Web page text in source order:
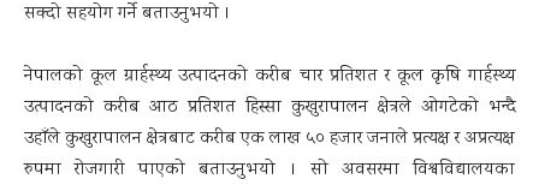
सक्दो सहयोग गर्ने बताउनुभयो ।
नेपालको कूल ग्रार्हस्थ्य उत्पादनको करीब चार प्रतिशत र कूल कृषि गार्हस्थ्य
उत्पादनको करीब आठ प्रतिशत हिस्सा कुखुरापालन क्षेत्रले ओगटेको भन्दै
उहाँले कुखुरापालन क्षेत्रबाट करीब एक लाख ५० हजार जनाले प्रत्यक्ष र अप्रत्यक्ष
रुपमा रोजगारी पाएको बताउनुभयो । सो अवसरमा विश्वविद्यालयका